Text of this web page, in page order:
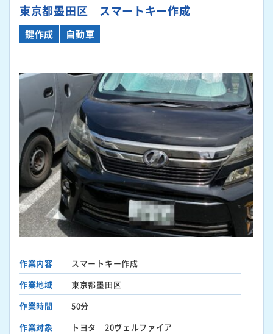
東京都墨田区 スマートキー作成
鍵作成 自動車
作業内容
スマートキー作成
作業地域
東京都墨田区
作業時間
50分
作業対象
トヨタ 20ヴェルファイア